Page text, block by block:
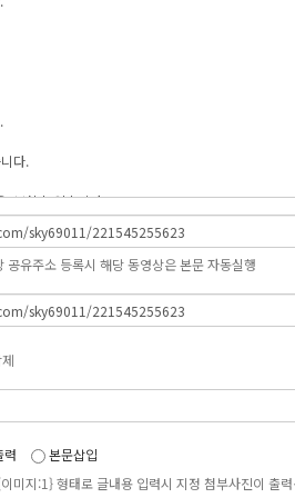
공유주소 등록시 해당 동영상은 본문 자동실행
본문삽입
미지:1} 형태로 글내용 입력시 지정 첨부사진이 출